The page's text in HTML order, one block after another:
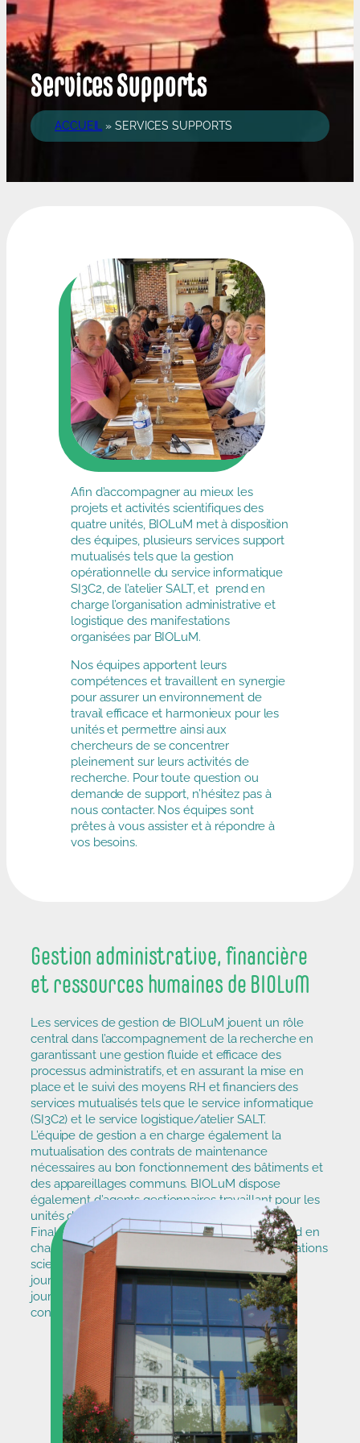
Services Supports
ACCUEIL »SERVICES SUPPORTS
Aﬁn d’accompagner au mieux les
projets et activités scientifiques des
quatre unités, BIOLuM met à disposition
des équipes, plusieurs services support
mutualisés tels que la gestion
opérationnelle du service informatique
SI3C2, de l’atelier SALT, et prend en
charge l’organisation administrative et
logistique des manifestations
organisées par BIOLuM.
Nos équipes apportent leurs
compétences et travaillent en synergie
pour assurer un environnement de
travail eﬃcace et harmonieux pour les
unités et permettre ainsi aux
chercheurs de se concentrer
pleinement sur leurs activités de
recherche. Pour toute question ou
demande de support, n’hésitez pas à
nous contacter. Nos équipes sont
prêtes à vous assister et à répondre à
vos besoins.
Gestion administrative, financière
et ressources humaines de BIOLuM
Les services de gestion de BIOLuM jouent un rôle
central dans l’accompagnement de la recherche en
garantissant une gestion ﬂuide et eﬃcace des
processus administratifs, et en assurant la mise en
place et le suivi des moyens RH et ﬁnanciers des
services mutualisés tels que le service informatique
(SI3C2) et le service logistique/atelier SALT.
L’équipe de gestion a en charge également la
mutualisation des contrats de maintenance
nécessaires au bon fonctionnement des bâtiments et
des appareillages communs. BIOLuM dispose
également d’agents gestionnaires travaillant pour les
unités de recherche constituantes de BIOLuM.
Finalement, l’équipe de gestion de BIOLuM prend en
charge l’organisation administrative des manifestations
scientiﬁques organisées par BIOLuM comme les
journées portes ouvertes pour les étudiants, les
journées inter-disciplinaires et les invitations de
conférenciers prestigieux.